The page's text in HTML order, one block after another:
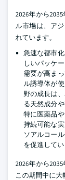
2026年から
ル市場は、ア
れています。
急速な都市
しいパッケ
需要が高ま
ル誘導体が
野の成長は
る天然成分
特に医薬品
持続可能な
ソアルコー
を促進してい
2026年から
この期間中に大